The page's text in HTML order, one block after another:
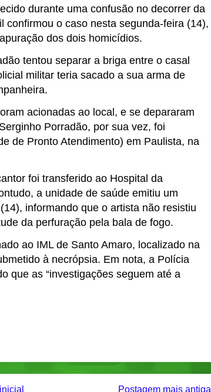
durante uma confusão no decorrer da
o caso nesta segunda-feira (14),
dos dois homicídios.
tentou separar a briga entre o casal
militar teria sacado a sua arma de
acionadas ao local, e se depararam
Porradão, por sua vez, foi
de Pronto Atendimento) em Paulista, na
foi transferido ao Hospital da
a unidade de saúde emitiu um
informando que o artista não resistiu
da perfuração pela bala de fogo.
ao IML de Santo Amaro, localizado na
à necrópsia. Em nota, a Polícia
que as “investigações seguem até a
Postagem mais antiga